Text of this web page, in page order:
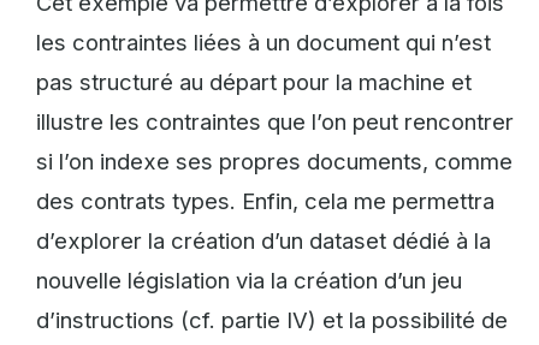
les contraintes liées à un document qui n’est
pas structuré au départ pour la machine et
illustre les contraintes que l’on peut rencontrer
si l’on indexe ses propres documents, comme
des contrats types. Enfin, cela me permettra
d’explorer la création d’un dataset dédié à la
nouvelle législation via la création d’un jeu
d’instructions (cf. partie IV) et la possibilité de